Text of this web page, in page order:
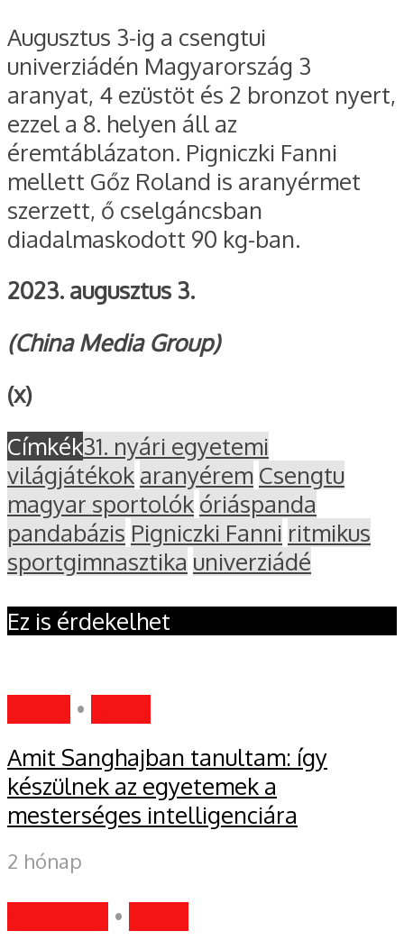
Augusztus 3-ig a csengtui
univerziádén Magyarország 3
aranyat, 4 ezüstöt és 2 bronzot nyert,
ezzel a 8. helyen áll az
éremtáblázaton. Pigniczki Fanni
mellett Gőz Roland is aranyérmet
szerzett, ő cselgáncsban
diadalmaskodott 90 kg-ban.
2023. augusztus 3.
(China Media Group)
(x)
Címkék31. nyári egyetemi
világjátékok aranyérem Csengtu
magyar sportolók óriáspanda
pandabázis Pigniczki Fanni ritmikus
sportgimnasztika univerziádé
Ez is érdekelhet
•
Amit Sanghajban tanultam: így
készülnek az egyetemek a
mesterséges intelligenciára
2 hónap
•